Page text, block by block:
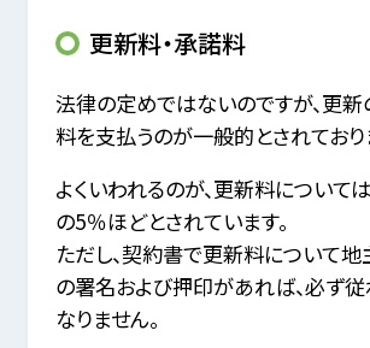
更新料・承諾料
法律の定めではないのですが、更
料を支払うのが一般的とされており
よくいわれるのが、更新料について
の5％ほどとされています。
ただし、契約書で更新料について地
の署名および押印があれば、必ず
なりません。